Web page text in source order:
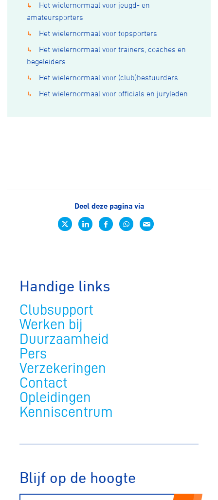
↳
Het wielernormaal voor jeugd- en
amateursporters
↳ Het wielernormaal voor topsporters
↳
Het wielernormaal voor trainers, coaches en
begeleiders
↳ Het wielernormaal voor (club)bestuurders
↳ Het wielernormaal voor officials en juryleden
Deel deze pagina via
Handige links
Clubsupport
Werken bij
Duurzaamheid
Pers
Verzekeringen
Contact
Opleidingen
Kenniscentrum
Blijf op de hoogte